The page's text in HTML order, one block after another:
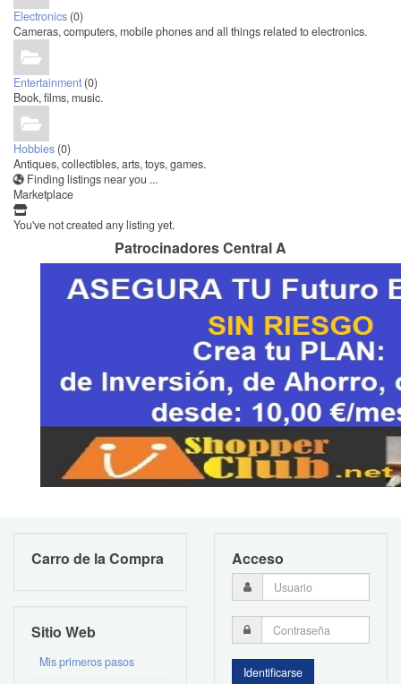
Electronics (0)
Cameras, computers, mobile phones and all things related to electronics.
Entertainment (0)
Book, films, music.
Hobbies (0)
Antiques, collectibles, arts, toys, games.
Finding listings near you ...
Marketplace
You've not created any listing yet.
Patrocinadores Central A
Carro de la Compra
Sitio Web
Mis primeros pasos
Acceso